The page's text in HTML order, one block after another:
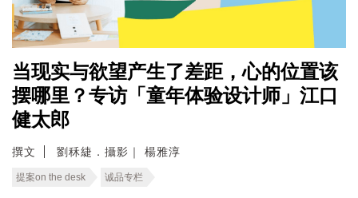
当现实与欲望产生了差距，心的位置该
摆哪里？专访「童年体验设计师」江口
健太郎
撰文 劉秝緁．攝影｜ 楊雅淳
提案on the desk 诚品专栏